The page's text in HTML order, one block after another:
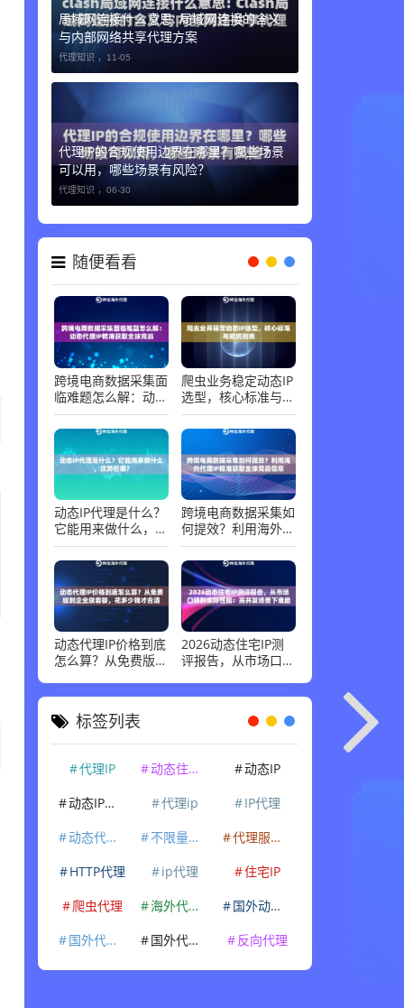
局域网连接什么意思: 局域网连接的含义
与内部网络共享代理方案
代理知识 ， 11-05
代理IP的合规使用边界在哪里？哪些场景
可以用，哪些场景有风险？
代理知识 ， 06-30
随便看看
跨境电商数据采集面
临难题怎么解：动态
代理IP精准获取全球
竞品
爬虫业务稳定动态IP
选型，核心标准与避
坑指南
动态IP代理是什么？
它能用来做什么，优
势在哪？
跨境电商数据采集如
何提效？利用海外代
理IP精准获取全球竞
品信息
动态代理IP价格到底
怎么算？从免费版到
钱才合适
2026动态住宅IP测
评报告，从市场口碑
场景下谁最稳
标签列表
代理IP 动态住宅IP
动态IP
动态IP代理
代理ip
IP代理
动态代理IP
不限量代理IP
代理服务器
HTTP代理
ip代理
住宅IP
爬虫代理
海外代理ip
国外动态IP
国外代理IP
国外代理ip 反向代理